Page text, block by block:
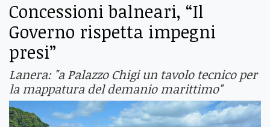
Concessioni balneari, “Il
Governo rispetta impegni
presi”
Lanera: "a Palazzo Chigi un tavolo tecnico per
la mappatura del demanio marittimo"